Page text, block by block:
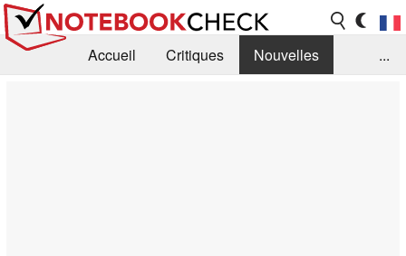
Accueil Critiques
Nouvelles
...